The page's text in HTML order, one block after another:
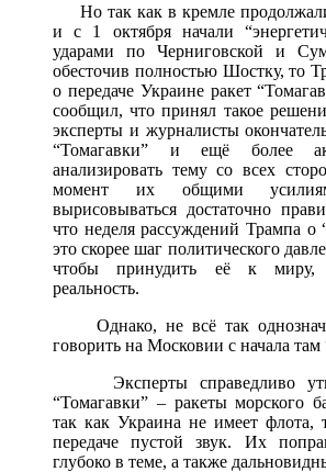
Но так как в кремле
и с 1 октября начали
ударами по Черниговской и
обесточив полностью Шостку, то
о передаче Украине ракет
сообщил, что принял такое
эксперты и журналисты
“Томагавки” и ещё более
анализировать тему со всех
момент их общими
вырисовываться достаточно
что неделя рассуждений Трампа о
это скорее шаг политического
чтобы принудить её к миру,
реальность.
Однако, не всё так
говорить на Московии с начала
Эксперты справедливо
“Томагавки” – ракеты морского
так как Украина не имеет флота,
передаче пустой звук. Их
глубоко в теме, а также